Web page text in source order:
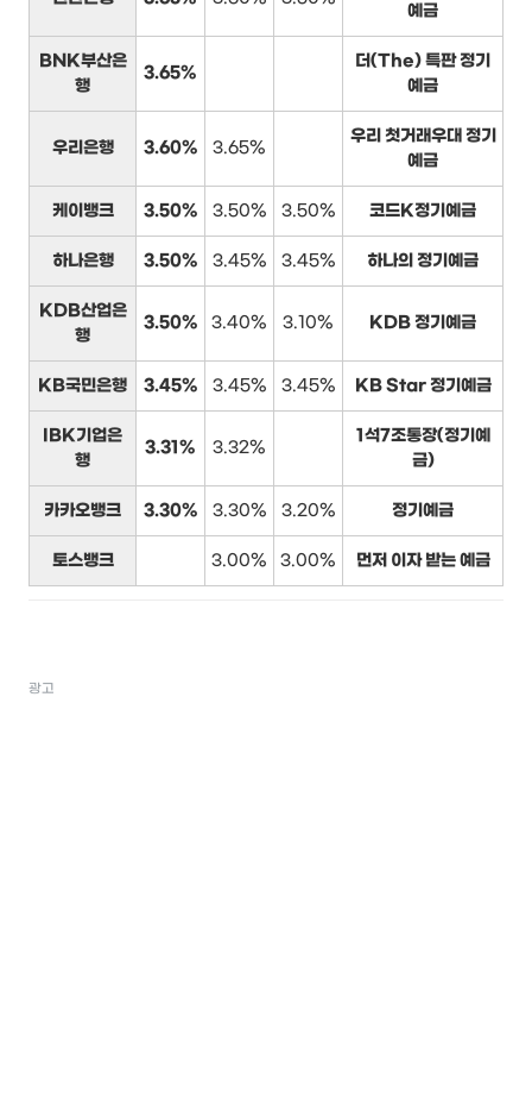
예금
BNK부산은
행
3.65%
더(The) 특판 정기
예금
우리은행 3.60% 3.65%
우리 첫거래우대 정기
예금
케이뱅크 3.50% 3.50% 3.50% 코드K정기예금
하나은행 3.50% 3.45% 3.45% 하나의 정기예금
KDB산업은
행
3.50% 3.40% 3.10% KDB 정기예금
KB국민은행 3.45% 3.45% 3.45% KB Star 정기예금
IBK기업은
행
3.31% 3.32%
1석7조통장(정기예
금)
카카오뱅크 3.30% 3.30% 3.20% 정기예금
토스뱅크 3.00% 3.00% 먼저 이자 받는 예금
광고